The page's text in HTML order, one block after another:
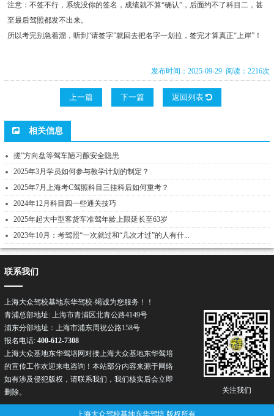
注意：不签不行，系统没你的签名，成绩就不算“确认”，后面约不了科目二，甚
至最后驾照都发不出来。
所以考完别急着溜，听到“请签字”就回去把名字一划拉，签完才算真正“上岸”！
发布时间：2025-09-29 阅读：2216次
上一篇 下一篇 返回列表
相关信息
搓”方向盘等驾车陋习酿安全隐患
2025年3月学员如何参与教学计划的制定？
2025年7月上海考C驾照科目三挂科后如何重考？
2024年12月科目四一些通关技巧
2025年起大中型客货车准驾年龄上限延长至63岁
2023年10月：考驾照“一次就过和“几次才过”的人有什...
关注我们
联系我们
上海大众驾校基地东华驾校-竭诚为您服务！！
青浦总部地址: 上海市青浦区北青公路4149号
浦东分部地址：上海市浦东周祝公路158号
报名电话: 400-612-7308
上海大众基地东华驾培网对接上海大众基地东华驾培
的宣传工作欢迎来电咨询！本站部分内容来源于网络
如有涉及侵犯版权，请联系我们，我们核实后会立即
删除。